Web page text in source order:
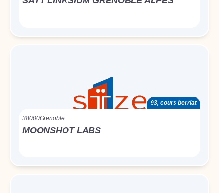
93, cours berriat
38000Grenoble
MOONSHOT LABS